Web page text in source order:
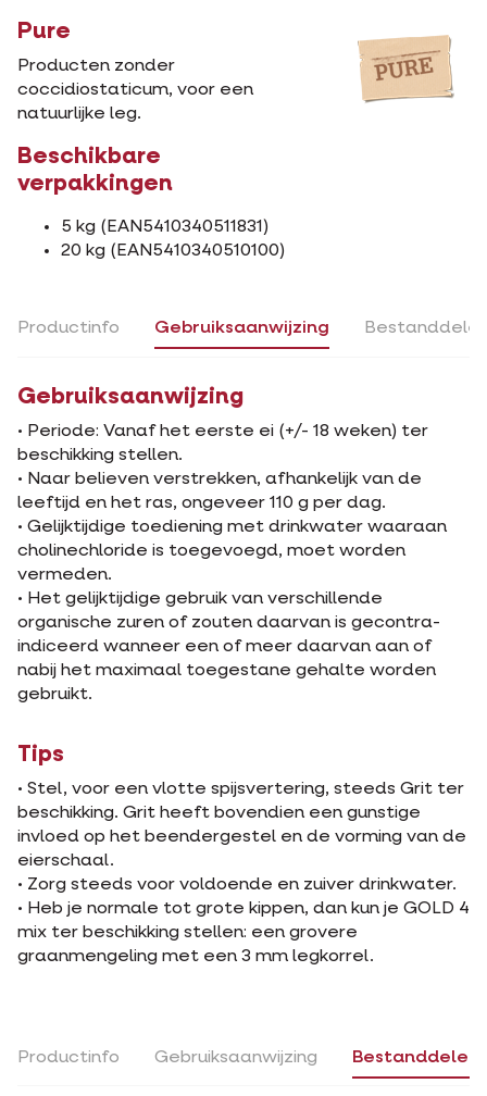
Pure
Producten zonder
coccidiostaticum, voor een
natuurlijke leg.
Beschikbare
verpakkingen
5 kg (EAN5410340511831)
20 kg (EAN5410340510100)
Productinfo Gebruiksaanwijzing
Gebruiksaanwijzing
• Periode: Vanaf het eerste ei (+/- 18 weken) ter
beschikking stellen.
• Naar believen verstrekken, afhankelijk van de
leeftijd en het ras, ongeveer 110 g per dag.
• Gelijktijdige toediening met drinkwater waaraan
cholinechloride is toegevoegd, moet worden
vermeden.
• Het gelijktijdige gebruik van verschillende
organische zuren of zouten daarvan is gecontra-
indiceerd wanneer een of meer daarvan aan of
nabij het maximaal toegestane gehalte worden
gebruikt.
Tips
• Stel, voor een vlotte spijsvertering, steeds Grit ter
beschikking. Grit heeft bovendien een gunstige
invloed op het beendergestel en de vorming van de
eierschaal.
• Zorg steeds voor voldoende en zuiver drinkwater.
• Heb je normale tot grote kippen, dan kun je GOLD 4
mix ter beschikking stellen: een grovere
graanmengeling met een 3 mm legkorrel.
Productinfo Gebruiksaanwijzing Bestanddelen